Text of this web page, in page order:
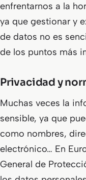
enfrentarnos a la
ya que gestionar y
de datos no es
de los puntos más
Privacidad y
Muchas veces la
sensible, ya que
como nombres,
electrónico… En
General de